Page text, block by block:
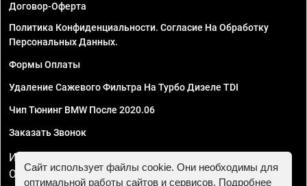
Договор-Оферта
Политика Конфиденциальности. Согласие На Обработку
Персональных Данных.
Формы Оплаты
Удаление Сажевого Фильтра На Турбо Дизеле TDI
Чип Тюнинг BMW После 2020.06
Заказать Звонок
ИП Смирнов Георгий Павлович. ИНН 781302555843,
ОГРНИП 324470400032610
Сайт использует файлы cookie. Они необходимы для
оптимальной работы сайтов и сервисов. Подробнее